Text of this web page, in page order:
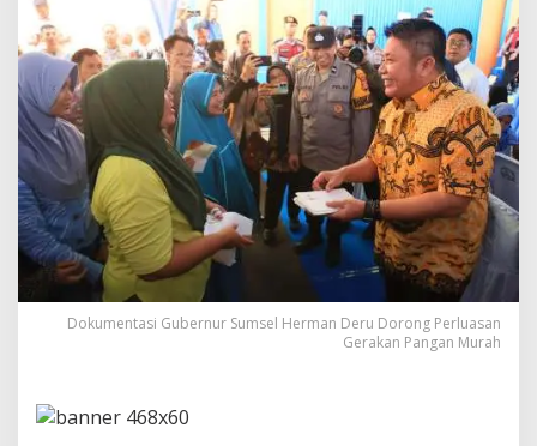
H
a
r
g
a
S
e
m
b
a
k
o
,
u
u
Dokumentasi Gubernur Sumsel Herman Deru Dorong Perluasan
Gerakan Pangan Murah